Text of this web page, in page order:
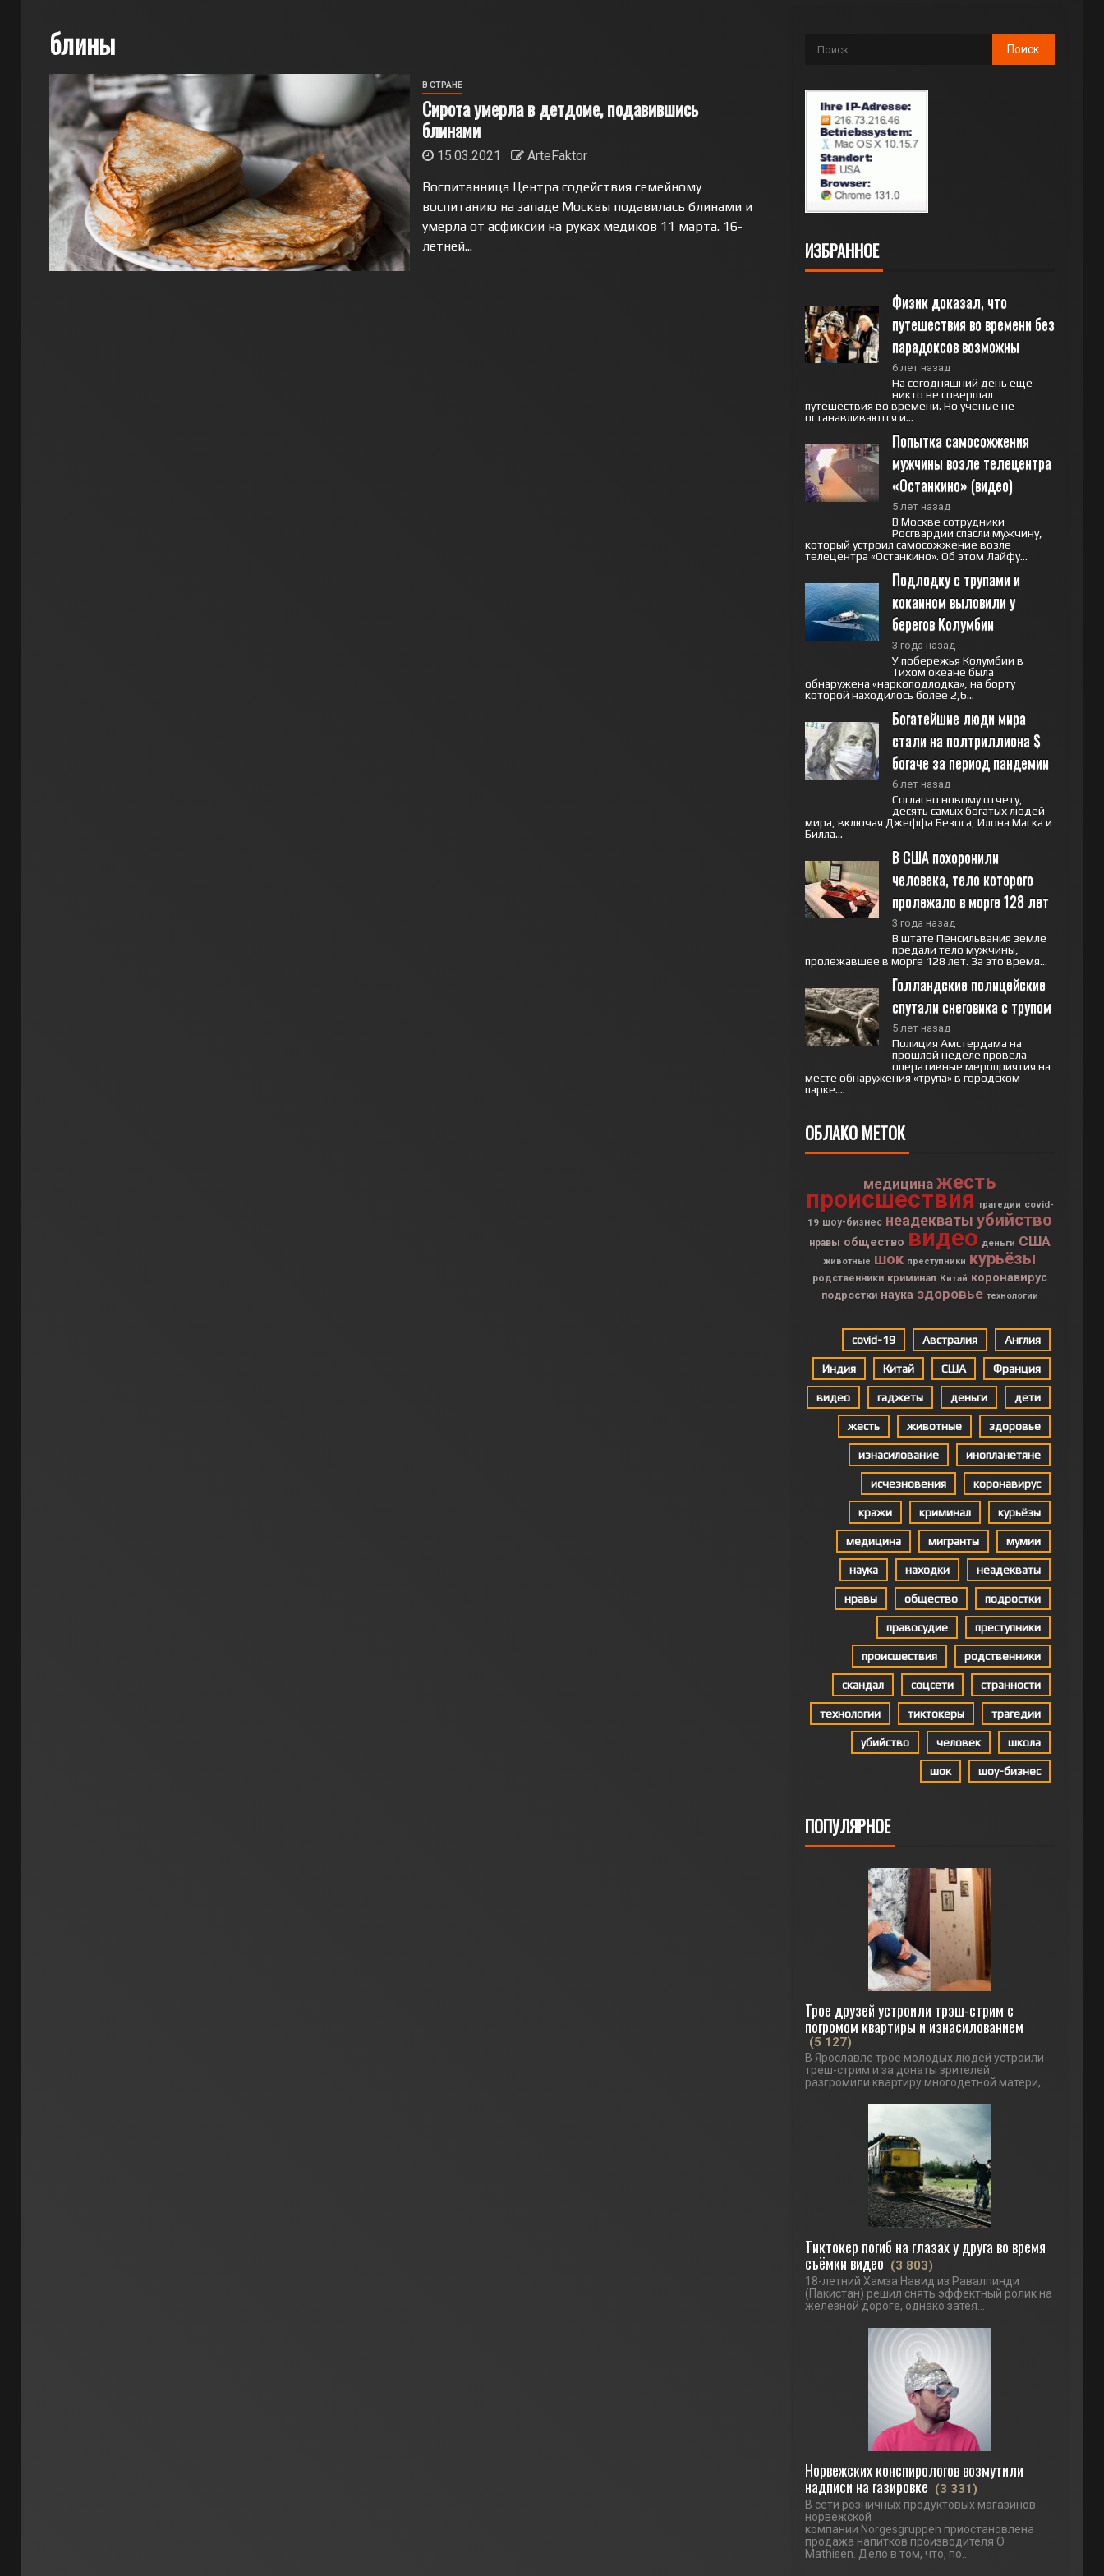
блины
В СТРАНЕ
Сирота умерла в детдоме, подавившись
блинами
15.03.2021
ArteFaktor
Воспитанница Центра содействия семейному
воспитанию на западе Москвы подавилась блинами и
умерла от асфиксии на руках медиков 11 марта. 16-
летней...
ИЗБРАННОЕ
Физик доказал, что
путешествия во времени без
парадоксов возможны
6 лет назад
На сегодняшний день еще
никто не совершал
путешествия во времени. Но ученые не
останавливаются и...
Попытка самосожжения
мужчины возле телецентра
«Останкино» (видео)
5 лет назад
В Москве сотрудники
Росгвардии спасли мужчину,
который устроил самосожжение возле
телецентра «Останкино». Об этом Лайфу...
Подлодку с трупами и
кокаином выловили у
берегов Колумбии
3 года назад
У побережья Колумбии в
Тихом океане была
обнаружена «наркоподлодка», на борту
которой находилось более 2,6...
Богатейшие люди мира
стали на полтриллиона $
богаче за период пандемии
6 лет назад
Согласно новому отчету,
десять самых богатых людей
мира, включая Джеффа Безоса, Илона Маска и
Билла...
В США похоронили
человека, тело которого
пролежало в морге 128 лет
3 года назад
В штате Пенсильвания земле
предали тело мужчины,
пролежавшее в морге 128 лет. За это время...
Голландские полицейские
спутали снеговика с трупом
5 лет назад
Полиция Амстердама на
прошлой неделе провела
оперативные мероприятия на
месте обнаружения «трупа» в городском
парке....
ОБЛАКО МЕТОК
медицина жесть
происшествия трагедии covid-
19 шоу-бизнес неадекваты убийство
нравы общество видео деньги США
животные шок преступники курьёзы
родственники криминал Китай коронавирус
подростки наука здоровье технологии
covid-19 Австралия Англия
Индия Китай США Франция
видео гаджеты деньги дети
жесть животные здоровье
изнасилование инопланетяне
исчезновения коронавирус
кражи криминал курьёзы
медицина мигранты мумии
наука находки неадекваты
нравы общество подростки
правосудие преступники
происшествия родственники
скандал соцсети странности
технологии тиктокеры трагедии
убийство человек школа
шок шоу-бизнес
ПОПУЛЯРНОЕ
Трое друзей устроили трэш-стрим с
погромом квартиры и изнасилованием
(5 127)
В Ярославле трое молодых людей устроили
треш-стрим и за донаты зрителей
разгромили квартиру многодетной матери,...
Тиктокер погиб на глазах у друга во время
съёмки видео (3 803)
18-летний Хамза Навид из Равалпинди
(Пакистан) решил снять эффектный ролик на
железной дороге, однако затея...
Норвежских конспирологов возмутили
надписи на газировке (3 331)
В сети розничных продуктовых магазинов
норвежской
компании Norgesgruppen приостановлена
продажа напитков производителя O.
Mathisen. Дело в том, что, по...